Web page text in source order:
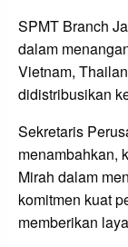
SPMT Branch
dalam
Vietnam,
didistribusikan
Sekretaris
menambahkan,
Mirah dalam
komitmen kuat
memberikan